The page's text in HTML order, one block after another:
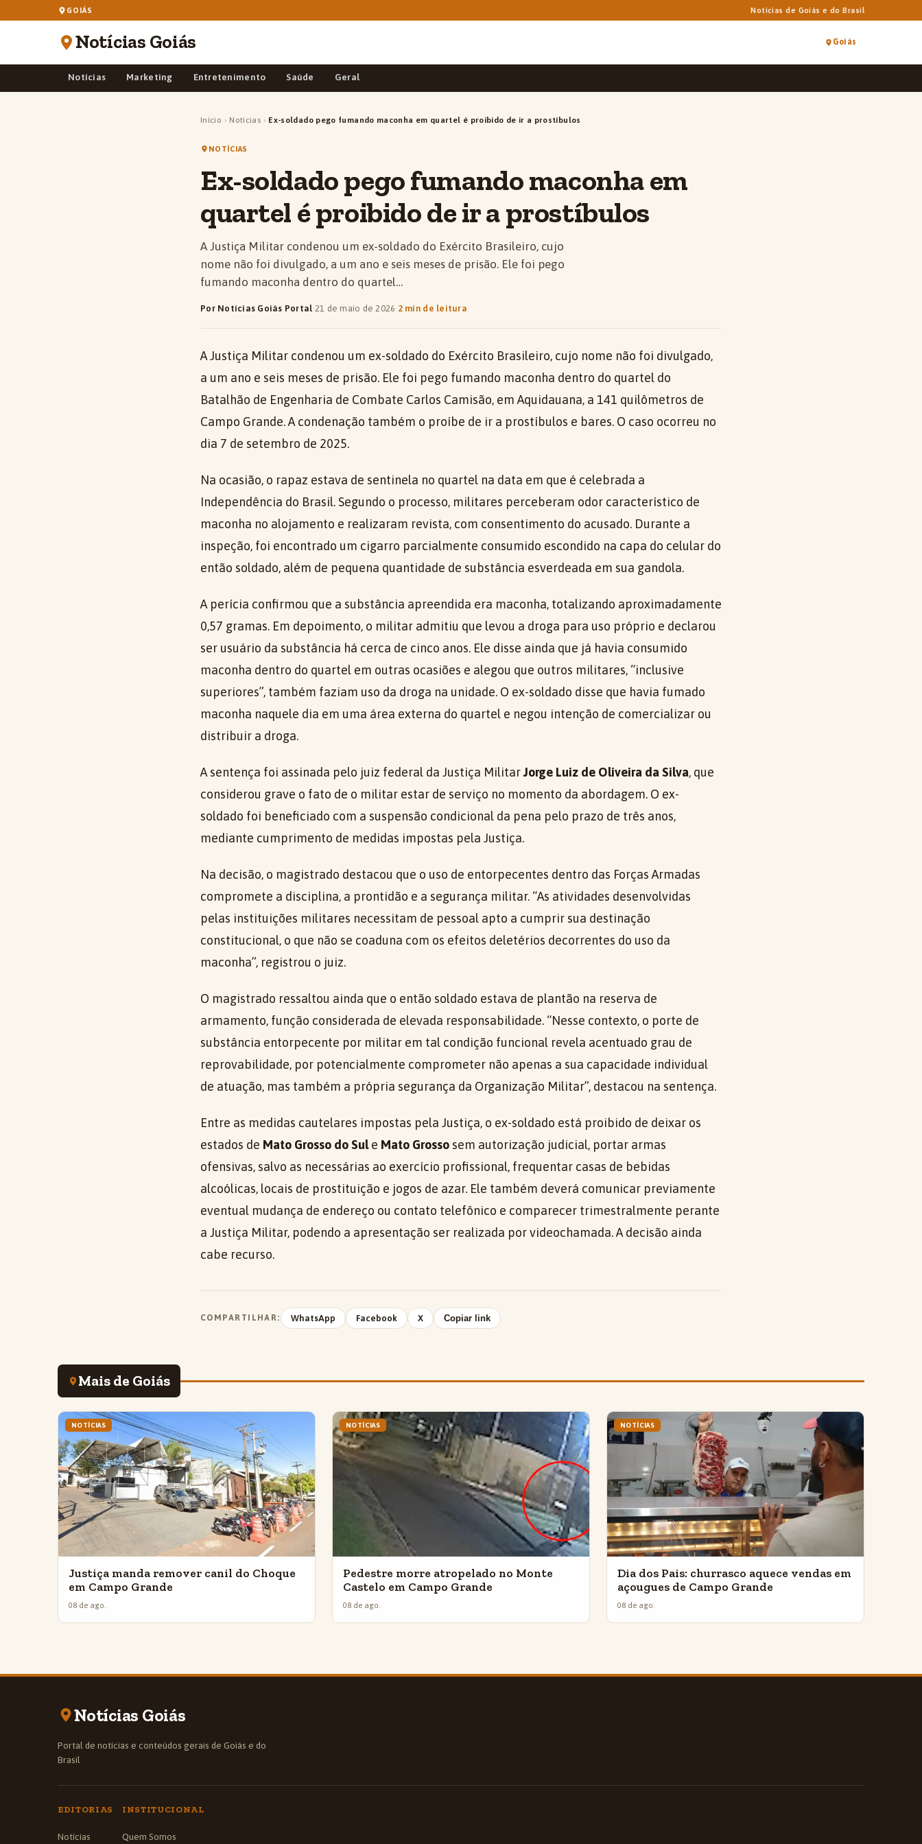
GOIÁS Notícias de Goiás e do Brasil
Notícias Goiás Goiás
Notícias Marketing Entretenimento Saúde Geral
Início › Notícias › Ex-soldado pego fumando maconha em quartel é proibido de ir a prostíbulos
NOTÍCIAS
Ex-soldado pego fumando maconha em
quartel é proibido de ir a prostíbulos
A Justiça Militar condenou um ex-soldado do Exército Brasileiro, cujo
nome não foi divulgado, a um ano e seis meses de prisão. Ele foi pego
fumando maconha dentro do quartel…
Por Notícias Goiás Portal·21 de maio de 2026· 2 min de leitura
A Justiça Militar condenou um ex-soldado do Exército Brasileiro, cujo nome não foi divulgado,
a um ano e seis meses de prisão. Ele foi pego fumando maconha dentro do quartel do
Batalhão de Engenharia de Combate Carlos Camisão, em Aquidauana, a 141 quilômetros de
Campo Grande. A condenação também o proíbe de ir a prostíbulos e bares. O caso ocorreu no
dia 7 de setembro de 2025.
Na ocasião, o rapaz estava de sentinela no quartel na data em que é celebrada a
Independência do Brasil. Segundo o processo, militares perceberam odor característico de
maconha no alojamento e realizaram revista, com consentimento do acusado. Durante a
inspeção, foi encontrado um cigarro parcialmente consumido escondido na capa do celular do
então soldado, além de pequena quantidade de substância esverdeada em sua gandola.
A perícia confirmou que a substância apreendida era maconha, totalizando aproximadamente
0,57 gramas. Em depoimento, o militar admitiu que levou a droga para uso próprio e declarou
ser usuário da substância há cerca de cinco anos. Ele disse ainda que já havia consumido
maconha dentro do quartel em outras ocasiões e alegou que outros militares, “inclusive
superiores”, também faziam uso da droga na unidade. O ex-soldado disse que havia fumado
maconha naquele dia em uma área externa do quartel e negou intenção de comercializar ou
distribuir a droga.
A sentença foi assinada pelo juiz federal da Justiça MilitarJorge Luiz de Oliveira da Silva, que
considerou grave o fato de o militar estar de serviço no momento da abordagem. O ex-
soldado foi beneficiado com a suspensão condicional da pena pelo prazo de três anos,
mediante cumprimento de medidas impostas pela Justiça.
Na decisão, o magistrado destacou que o uso de entorpecentes dentro das Forças Armadas
compromete a disciplina, a prontidão e a segurança militar. “As atividades desenvolvidas
pelas instituições militares necessitam de pessoal apto a cumprir sua destinação
constitucional, o que não se coaduna com os efeitos deletérios decorrentes do uso da
maconha”, registrou o juiz.
O magistrado ressaltou ainda que o então soldado estava de plantão na reserva de
armamento, função considerada de elevada responsabilidade. “Nesse contexto, o porte de
substância entorpecente por militar em tal condição funcional revela acentuado grau de
reprovabilidade, por potencialmente comprometer não apenas a sua capacidade individual
de atuação, mas também a própria segurança da Organização Militar”, destacou na sentença.
Entre as medidas cautelares impostas pela Justiça, o ex-soldado está proibido de deixar os
estados de Mato Grosso do Sule Mato Grosso sem autorização judicial, portar armas
ofensivas, salvo as necessárias ao exercício profissional, frequentar casas de bebidas
alcoólicas, locais de prostituição e jogos de azar. Ele também deverá comunicar previamente
eventual mudança de endereço ou contato telefônico e comparecer trimestralmente perante
a Justiça Militar, podendo a apresentação ser realizada por videochamada. A decisão ainda
cabe recurso.
COMPARTILHAR: WhatsApp Facebook X Copiar link
Mais de Goiás
NOTÍCIAS
Justiça manda remover canil do Choque
em Campo Grande
08 de ago.
NOTÍCIAS
Pedestre morre atropelado no Monte
Castelo em Campo Grande
08 de ago.
NOTÍCIAS
Dia dos Pais: churrasco aquece vendas em
açougues de Campo Grande
08 de ago.
Notícias Goiás
Portal de notícias e conteúdos gerais de Goiás e do
Brasil
EDITORIAS
Notícias
INSTITUCIONAL
Quem Somos